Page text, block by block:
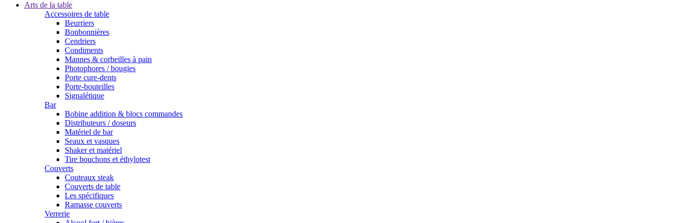
Arts de la table
Accessoires de table
Beurriers
Bonbonnières
Cendriers
Condiments
Mannes & corbeilles à pain
Photophores / bougies
Porte cure-dents
Porte-bouteilles
Signalétique
Bar
Bobine addition & blocs commandes
Distributeurs / doseurs
Matériel de bar
Seaux et vasques
Shaker et matériel
Tire bouchons et éthylotest
Couverts
Couteaux steak
Couverts de table
Les spécifiques
Ramasse couverts
Verrerie